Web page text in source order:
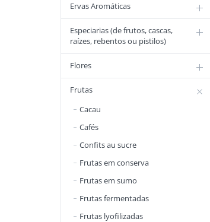
Ervas Aromáticas
Especiarias (de frutos, cascas,
raízes, rebentos ou pistilos)
Flores
Frutas
Cacau
Cafés
Confits au sucre
Frutas em conserva
Frutas em sumo
Frutas fermentadas
Frutas lyofilizadas